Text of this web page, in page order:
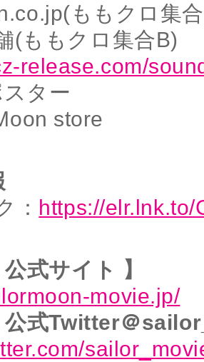
ももクロ集
(ももクロ集合B)
release.com/
ター
store
： https://elr.lnk.to/
公式サイト 】
movie.jp/
公式Twitter＠